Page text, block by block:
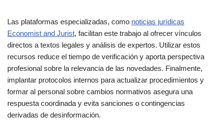
Las plataformas especializadas, como noticias jurídicas
Economist and Jurist, facilitan este trabajo al ofrecer vínculos
directos a textos legales y análisis de expertos. Utilizar estos
recursos reduce el tiempo de verificación y aporta perspectiva
profesional sobre la relevancia de las novedades. Finalmente,
implantar protocolos internos para actualizar procedimientos y
formar al personal sobre cambios normativos asegura una
respuesta coordinada y evita sanciones o contingencias
derivadas de desinformación.